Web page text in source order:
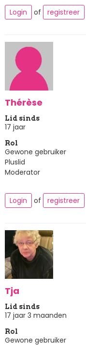
Login
of registreer
Thérèse
Lid sinds
17 jaar
Rol
Gewone gebruiker
Pluslid
Moderator
Login of registreer
Tja
Lid sinds
17 jaar 3 maanden
Rol
Gewone gebruiker